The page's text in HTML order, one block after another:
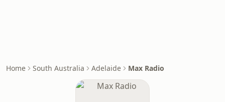
Home South Australia Adelaide Max Radio